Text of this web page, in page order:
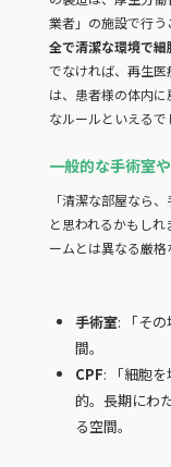
業者」の施設で行う
全で清潔な環境で
でなければ、再生
は、患者様の体内
なルールといえるで
一般的な手術室
「清潔な部屋なら
と思われるかもし
ームとは異なる厳格
手術室: 「そ
間。
CPF: 「細胞
的。長期にわ
る空間。